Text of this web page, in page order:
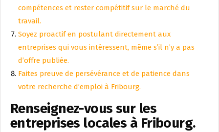
compétences et rester compétitif sur le marché du
travail.
Soyez proactif en postulant directement aux
entreprises qui vous intéressent, même s’il n’y a pas
d’offre publiée.
Faites preuve de persévérance et de patience dans
votre recherche d’emploi à Fribourg.
Renseignez-vous sur les
entreprises locales à Fribourg.